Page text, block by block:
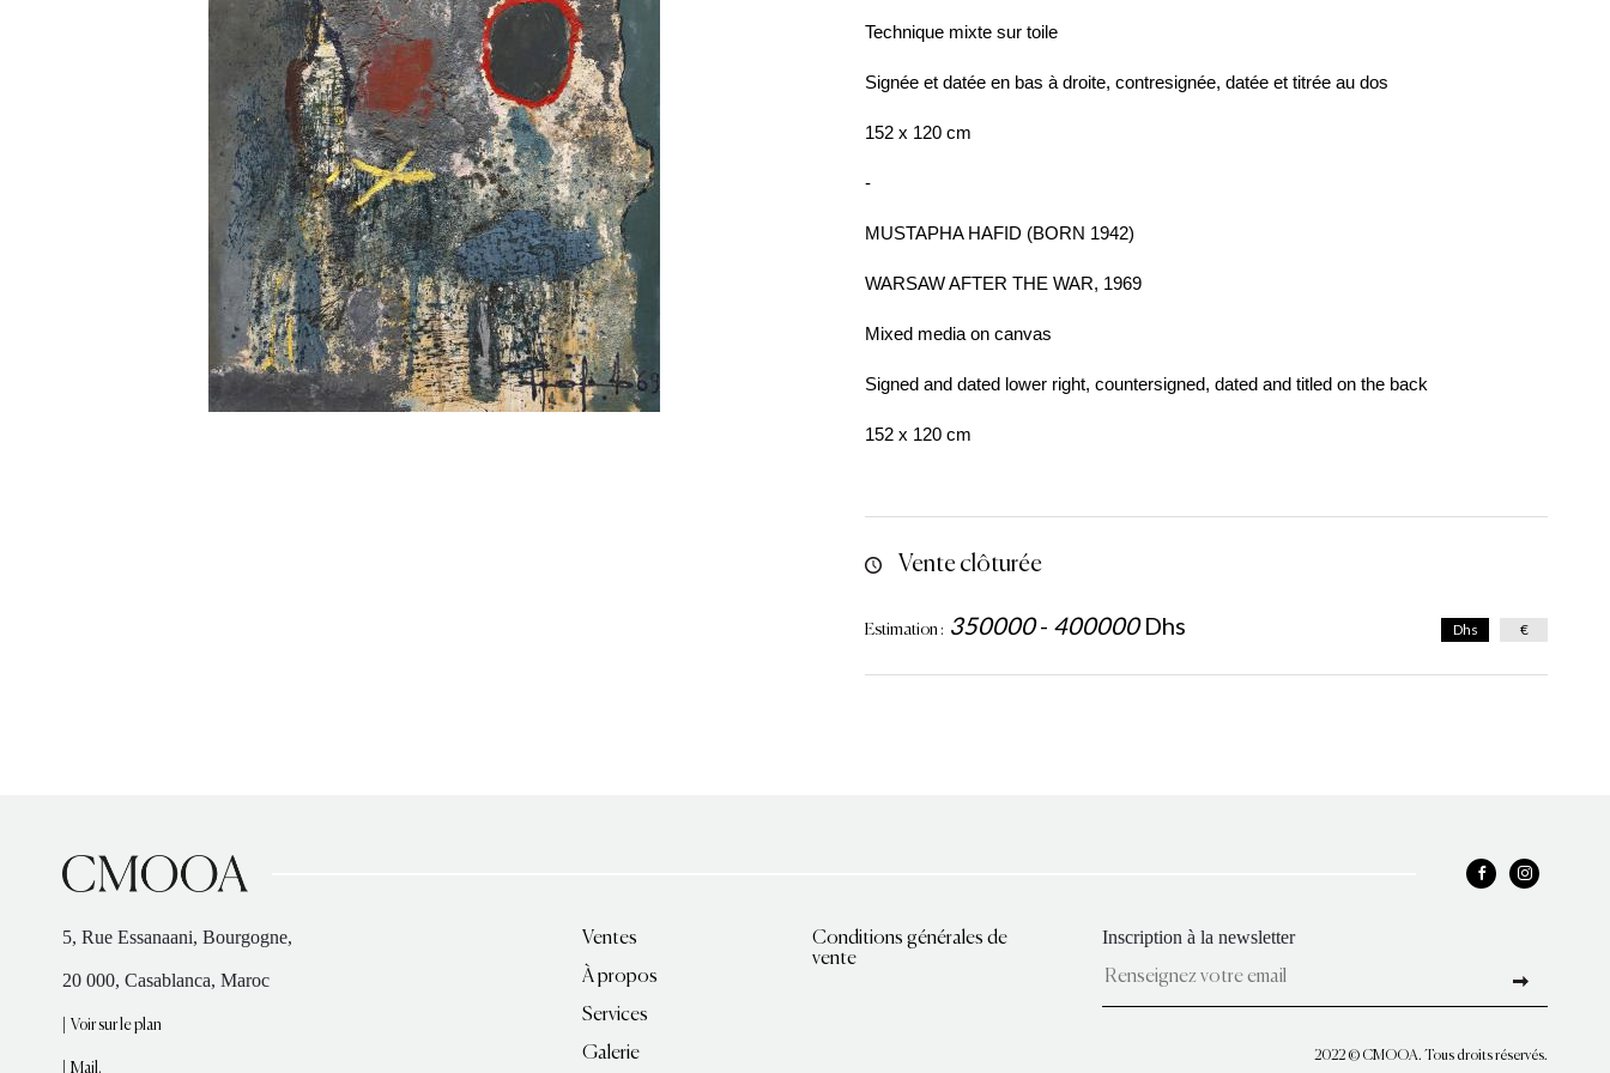
Technique mixte sur toile
Signée et datée en bas à droite, contresignée, datée et titrée au dos
152 x 120 cm
-
MUSTAPHA HAFID (BORN 1942)
WARSAW AFTER THE WAR, 1969
Mixed media on canvas
Signed and dated lower right, countersigned, dated and titled on the back
152 x 120 cm
Vente clôturée
Estimation : 350000- 400000 Dhs Dhs €
5, Rue Essanaani, Bourgogne,
20 000, Casablanca, Maroc
| Voir sur le plan
| Mail.
Ventes
À propos
Services
Galerie
Conditions générales de
vente
Inscription à la newsletter
2022 © CMOOA. Tous droits réservés.